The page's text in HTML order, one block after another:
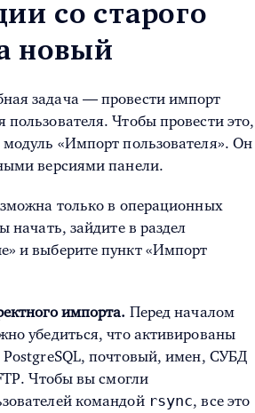
со старого
новый
задача — провести импорт
Чтобы провести это,
«Импорт пользователя». Он
версиями панели.
только в операционных
начать, зайдите в раздел
и выберите пункт «Импорт
импорта. Перед началом
убедиться, что активированы
почтовый, имен, СУБД
Чтобы вы смогли
командой rsync, все это